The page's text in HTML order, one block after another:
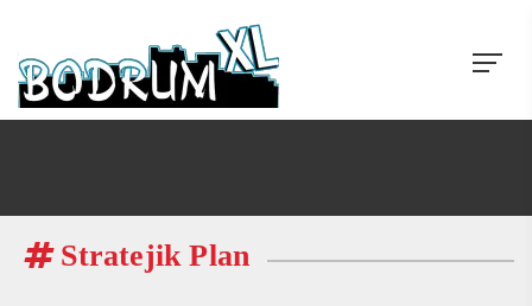
Stratejik Plan